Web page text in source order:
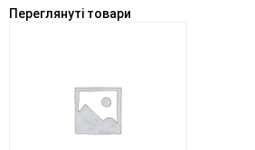
Переглянуті товари